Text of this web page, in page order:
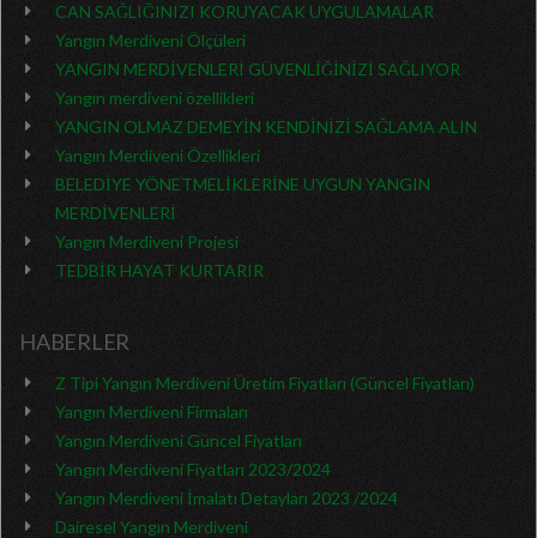
CAN SAĞLIĞINIZI KORUYACAK UYGULAMALAR
Yangın Merdiveni Ölçüleri
YANGIN MERDİVENLERİ GÜVENLİĞİNİZİ SAĞLIYOR
Yangın merdiveni özellikleri
YANGIN OLMAZ DEMEYİN KENDİNİZİ SAĞLAMA ALIN
Yangın Merdiveni Özellikleri
BELEDİYE YÖNETMELİKLERİNE UYGUN YANGIN
MERDİVENLERİ
Yangın Merdiveni Projesi
TEDBİR HAYAT KURTARIR
HABERLER
Z Tipi Yangın Merdiveni Üretim Fiyatları (Güncel Fiyatları)
Yangın Merdiveni Firmaları
Yangın Merdiveni Güncel Fiyatları
Yangın Merdiveni Fiyatları 2023/2024
Yangın Merdiveni İmalatı Detayları 2023 /2024
Dairesel Yangın Merdiveni